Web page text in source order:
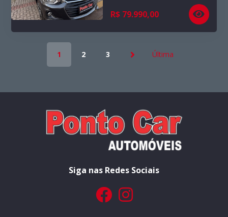
R$ 79.990,00
1 2 3 Última
Siga nas Redes Sociais